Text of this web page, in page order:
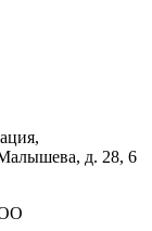
д. 28, 6